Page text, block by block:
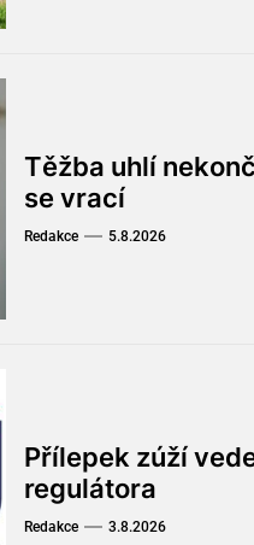
Těžba uhlí
se vrací
Redakce 5.8.2026
Přílepek zúží
regulátora
Redakce 3.8.2026